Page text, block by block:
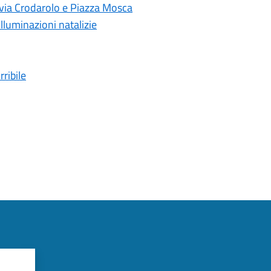
Crodarolo e Piazza Mosca
natalizie